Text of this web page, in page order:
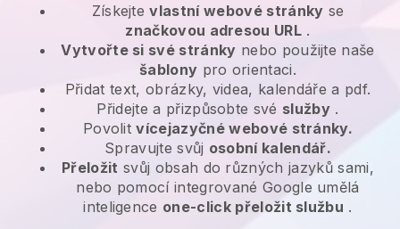
Získejtevlastní webové stránky se
značkovou adresou URL .
Vytvořte si své stránky nebo použijte naše
šablony pro orientaci.
Přidat text, obrázky, videa, kalendáře a pdf.
Přidejte a přizpůsobte své služby.
Povolitvícejazyčné webové stránky.
Spravujte svůj osobní kalendář.
Přeložit svůj obsah do různých jazyků sami,
nebo pomocí integrované Google umělá
inteligence one-click přeložit službu .